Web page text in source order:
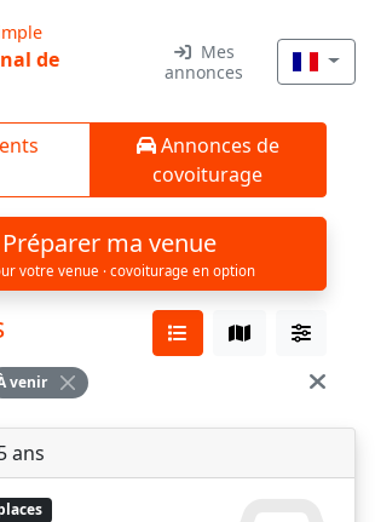
de
Mes
annonces
Annonces de
covoiturage
Préparer ma venue
votre venue · covoiturage en option
venir
ans